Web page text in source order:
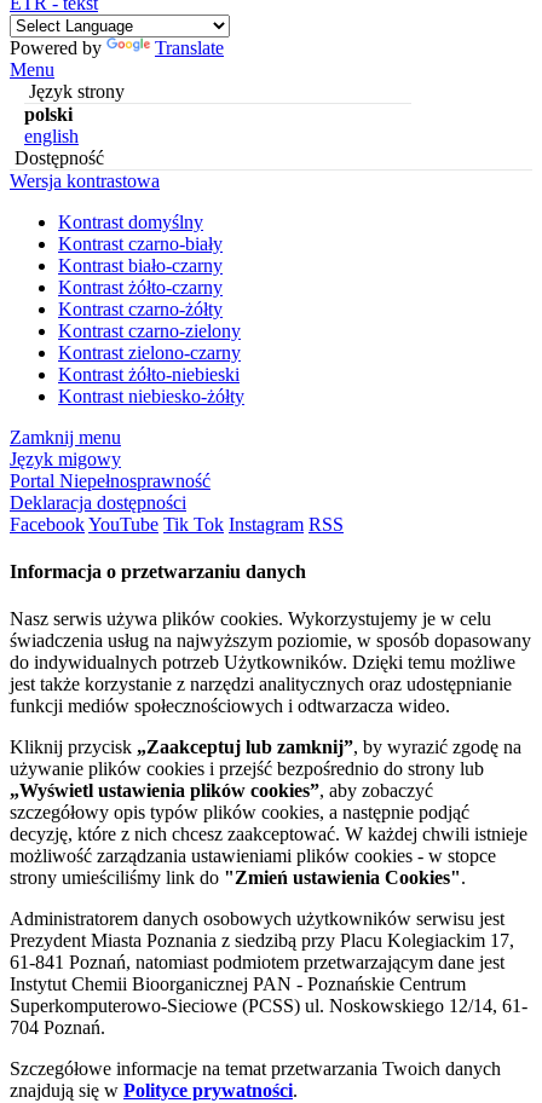
Powered by
Translate
Menu
Język strony
polski
english
Dostępność
Wersja kontrastowa
Kontrast domyślny
Kontrast czarno-biały
Kontrast biało-czarny
Kontrast żółto-czarny
Kontrast czarno-żółty
Kontrast czarno-zielony
Kontrast zielono-czarny
Kontrast żółto-niebieski
Kontrast niebiesko-żółty
Zamknij menu
Język migowy
Portal Niepełnosprawność
Deklaracja dostępności
FacebookYouTube Tik Tok Instagram RSS
Informacja o przetwarzaniu danych
Nasz serwis używa plików cookies. Wykorzystujemy je w celu
świadczenia usług na najwyższym poziomie, w sposób dopasowany
do indywidualnych potrzeb Użytkowników. Dzięki temu możliwe
jest także korzystanie z narzędzi analitycznych oraz udostępnianie
funkcji mediów społecznościowych i odtwarzacza wideo.
Kliknij przycisk „Zaakceptuj lub zamknij”, by wyrazić zgodę na
używanie plików cookies i przejść bezpośrednio do strony lub
„Wyświetl ustawienia plików cookies”, aby zobaczyć
szczegółowy opis typów plików cookies, a następnie podjąć
decyzję, które z nich chcesz zaakceptować. W każdej chwili istnieje
możliwość zarządzania ustawieniami plików cookies - w stopce
strony umieściliśmy link do "Zmień ustawienia Cookies".
Administratorem danych osobowych użytkowników serwisu jest
Prezydent Miasta Poznania z siedzibą przy Placu Kolegiackim 17,
61-841 Poznań, natomiast podmiotem przetwarzającym dane jest
Instytut Chemii Bioorganicznej PAN - Poznańskie Centrum
Superkomputerowo-Sieciowe (PCSS) ul. Noskowskiego 12/14, 61-
704 Poznań.
Szczegółowe informacje na temat przetwarzania Twoich danych
znajdują się w Polityce prywatności.